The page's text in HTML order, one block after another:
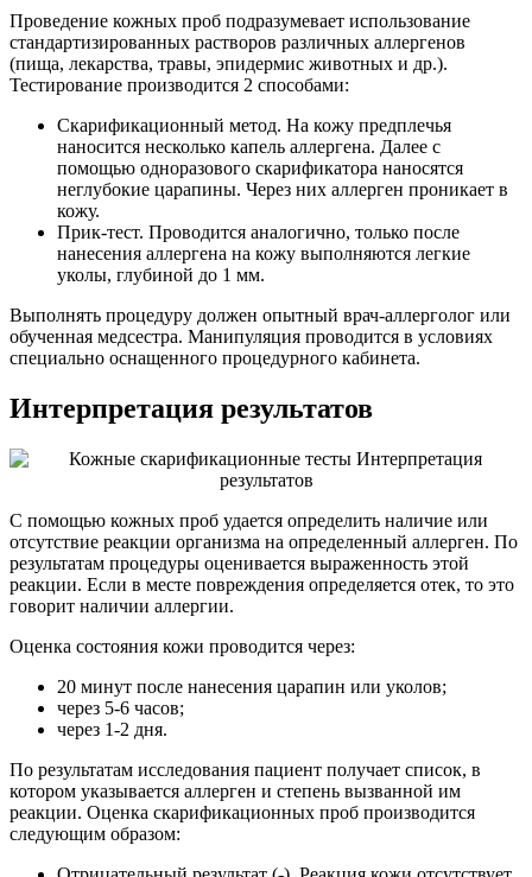
Проведение кожных проб подразумевает использование
стандартизированных растворов различных аллергенов
(пища, лекарства, травы, эпидермис животных и др.).
Тестирование производится 2 способами:
Скарификационный метод. На кожу предплечья
наносится несколько капель аллергена. Далее с
помощью одноразового скарификатора наносятся
неглубокие царапины. Через них аллерген проникает в
кожу.
Прик-тест. Проводится аналогично, только после
нанесения аллергена на кожу выполняются легкие
уколы, глубиной до 1 мм.
Выполнять процедуру должен опытный врач-аллерголог или
обученная медсестра. Манипуляция проводится в условиях
специально оснащенного процедурного кабинета.
Интерпретация результатов
С помощью кожных проб удается определить наличие или
отсутствие реакции организма на определенный аллерген. По
результатам процедуры оценивается выраженность этой
реакции. Если в месте повреждения определяется отек, то это
говорит наличии аллергии.
Оценка состояния кожи проводится через:
20 минут после нанесения царапин или уколов;
через 5-6 часов;
через 1-2 дня.
По результатам исследования пациент получает список, в
котором указывается аллерген и степень вызванной им
реакции. Оценка скарификационных проб производится
следующим образом: